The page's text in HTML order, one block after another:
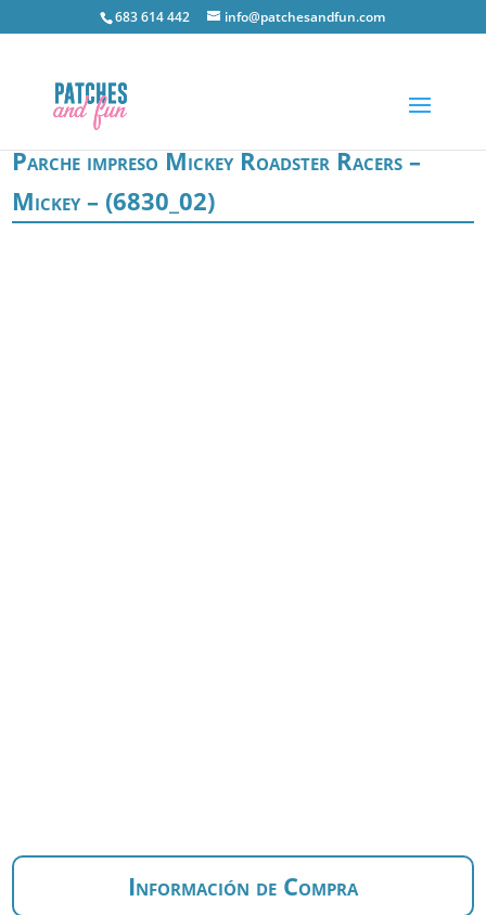
683 614 442 info@patchesandfun.com
Parche impreso Mickey Roadster Racers –
Mickey – (6830_02)
Información de Compra